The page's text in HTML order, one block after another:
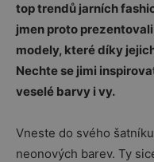
top trendů jarních
jmen proto
modely, které díky
Nechte se jimi
veselé barvy i vy.
Vneste do svého
neonových barev. Ty